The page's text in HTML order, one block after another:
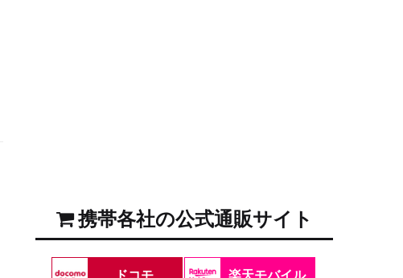
携帯各社の公式通販サイト
ドコモ 楽天モバイル